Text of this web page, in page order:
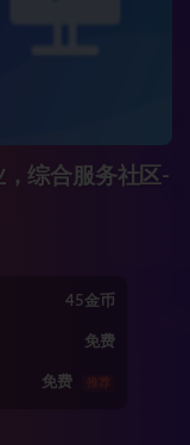
综合服务社区-
45金币
免费
免费 推荐